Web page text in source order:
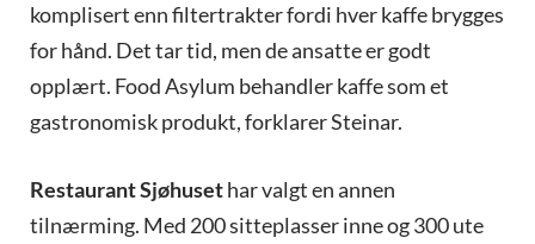
komplisert enn filtertrakter fordi hver kaffe brygges
for hånd. Det tar tid, men de ansatte er godt
opplært. Food Asylum behandler kaffe som et
gastronomisk produkt, forklarer Steinar.
Restaurant Sjøhusethar valgt en annen
tilnærming. Med 200 sitteplasser inne og 300 ute